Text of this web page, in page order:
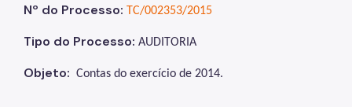
Nº do Processo: TC/002353/2015
Tipo do Processo: AUDITORIA
Objeto: Contas do exercício de 2014.